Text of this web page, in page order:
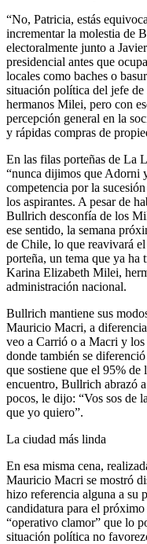
“No, Patricia, estás
incrementar la molestia de
electoralmente junto a
presidencial antes que
locales como baches o
situación política del jefe
hermanos Milei, pero con
percepción general en la
y rápidas compras de
En las filas porteñas de La
“nunca dijimos que Adorni
competencia por la
los aspirantes. A pesar de
Bullrich desconfía de los
ese sentido, la semana
de Chile, lo que reavivará
porteña, un tema que ya ha
Karina Elizabeth Milei,
administración nacional.
Bullrich mantiene sus
Mauricio Macri, a
veo a Carrió o a Macri y los
donde también se
que sostiene que el 95% de
encuentro, Bullrich abrazó
pocos, le dijo: “Vos sos de
que yo quiero”.
La ciudad más linda
En esa misma cena,
Mauricio Macri se mostró
hizo referencia alguna a su
candidatura para el
“operativo clamor” que lo
situación política no